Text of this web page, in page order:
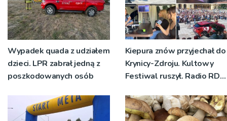
Wypadek quada z udziałem
dzieci. LPR zabrał jedną z
poszkodowanych osób
Kiepura znów przyjechał do
Krynicy-Zdroju. Kultowy
Festiwal ruszył. Radio RDN
żywo [ZDJĘCIA]